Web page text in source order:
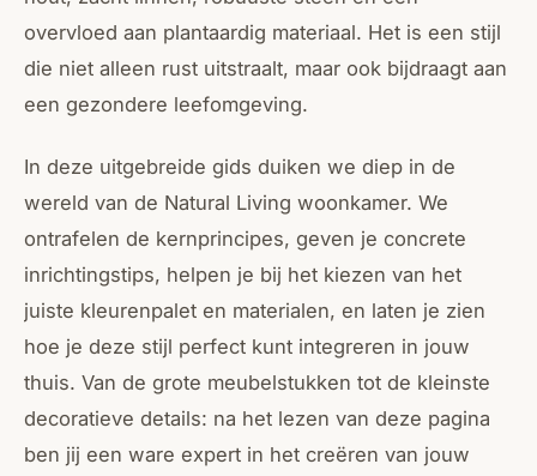
overvloed aan plantaardig materiaal. Het is een stijl
die niet alleen rust uitstraalt, maar ook bijdraagt aan
een gezondere leefomgeving.
In deze uitgebreide gids duiken we diep in de
wereld van de Natural Living woonkamer. We
ontrafelen de kernprincipes, geven je concrete
inrichtingstips, helpen je bij het kiezen van het
juiste kleurenpalet en materialen, en laten je zien
hoe je deze stijl perfect kunt integreren in jouw
thuis. Van de grote meubelstukken tot de kleinste
decoratieve details: na het lezen van deze pagina
ben jij een ware expert in het creëren van jouw